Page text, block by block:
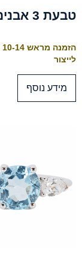
טבעת 3 אבנים גרנט
לייצור
מידע נוסף